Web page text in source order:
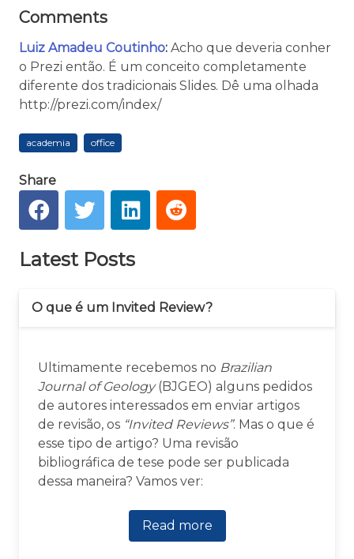
Comments
Luiz Amadeu Coutinho: Acho que deveria conher
o Prezi então. É um conceito completamente
diferente dos tradicionais Slides. Dê uma olhada
http://prezi.com/index/
academia office
Share
Latest Posts
O que é um Invited Review?
Ultimamente recebemos no Brazilian
Journal of Geology(BJGEO) alguns pedidos
de autores interessados em enviar artigos
de revisão, os “Invited Reviews”. Mas o que é
esse tipo de artigo? Uma revisão
bibliográfica de tese pode ser publicada
dessa maneira? Vamos ver:
Read more